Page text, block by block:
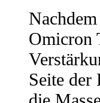
Omicron
Seite der